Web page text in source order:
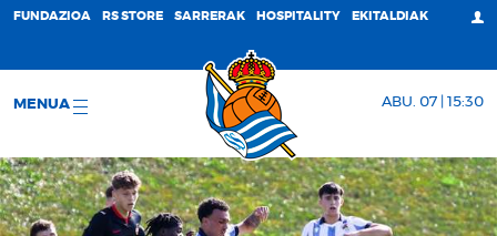
FUNDAZIOA RS STORE SARRERAK HOSPITALITY EKITALDIAK
MENUA ABU. 07 | 15:30